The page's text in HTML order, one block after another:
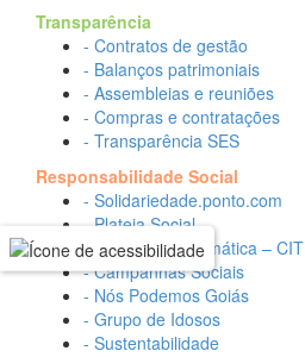
Transparência
- Contratos de gestão
- Balanços patrimoniais
- Assembleias e reuniões
- Compras e contratações
- Transparência SES
Responsabilidade Social
- Solidariedade.ponto.com
- Plateia Social
- Escola de Informática – CIT
- Campanhas Sociais
- Nós Podemos Goiás
- Grupo de Idosos
- Sustentabilidade